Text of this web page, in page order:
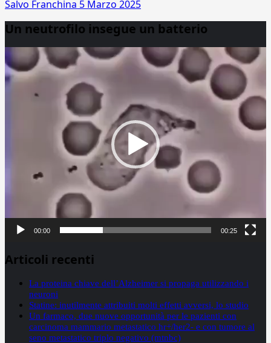
Salvo Franchina 5 Marzo 2025
Un neutrofilo insegue un batterio
Player
00:00 00:25
Articoli recenti
La proteina chiave dell’Alzheimer si propaga utilizzando i
neuroni
Statine: inutilmente attribuiti molti effetti avversi, lo studio
Un farmaco, due nuove opportunità per le pazienti con
carcinoma mammario metastatico hr+/her2- e con tumore al
seno metastatico triplo negativo (mtnbc)